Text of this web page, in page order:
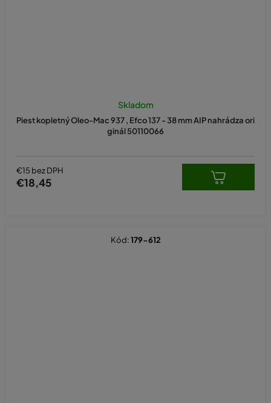
Piest kopletný Oleo-Mac 937 , Efco 137 - 38 mm AIP nahrádza ori
ginál 50110066
Skladom
€15 bez DPH
€18,45
Kód:179-612